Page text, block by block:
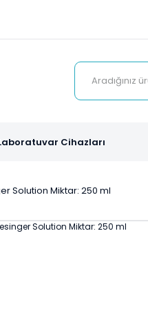
Cihazları
Solution Miktar: 250 ml